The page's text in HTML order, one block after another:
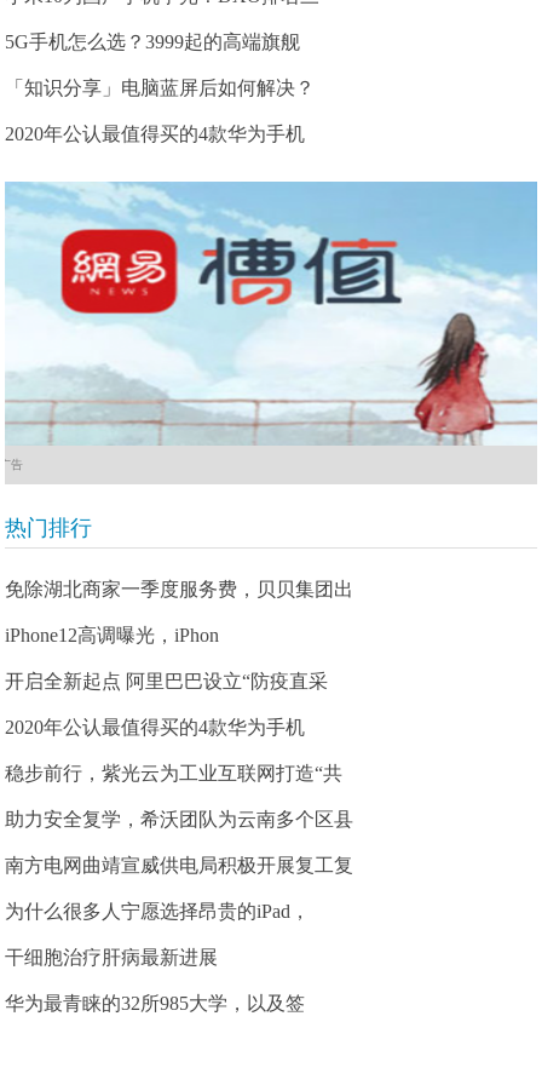
5G手机怎么选？3999起的高端旗舰
「知识分享」电脑蓝屏后如何解决？
2020年公认最值得买的4款华为手机
广告
热门排行
免除湖北商家一季度服务费，贝贝集团出
iPhone12高调曝光，iPhon
开启全新起点 阿里巴巴设立“防疫直采
2020年公认最值得买的4款华为手机
稳步前行，紫光云为工业互联网打造“共
助力安全复学，希沃团队为云南多个区县
南方电网曲靖宣威供电局积极开展复工复
为什么很多人宁愿选择昂贵的iPad，
干细胞治疗肝病最新进展
华为最青睐的32所985大学，以及签